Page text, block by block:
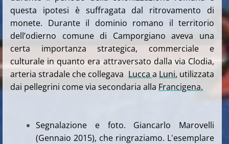
questa ipotesi è suffragata dal ritrovamento di
monete. Durante il dominio romano il territorio
dell’odierno comune di Camporgiano aveva una
certa importanza strategica, commerciale e
culturale in quanto era attraversato dalla via Clodia,
arteria stradale che collegava Lucca a Luni, utilizzata
dai pellegrini come via secondaria alla Francigena.
Segnalazione e foto. Giancarlo Marovelli
(Gennaio 2015), che ringraziamo. L'esemplare